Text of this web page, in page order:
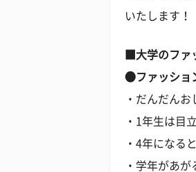
いたします！
■大学のファ
●ファッショ
・だんだん
・1年生は目
・4年になる
・学年があ